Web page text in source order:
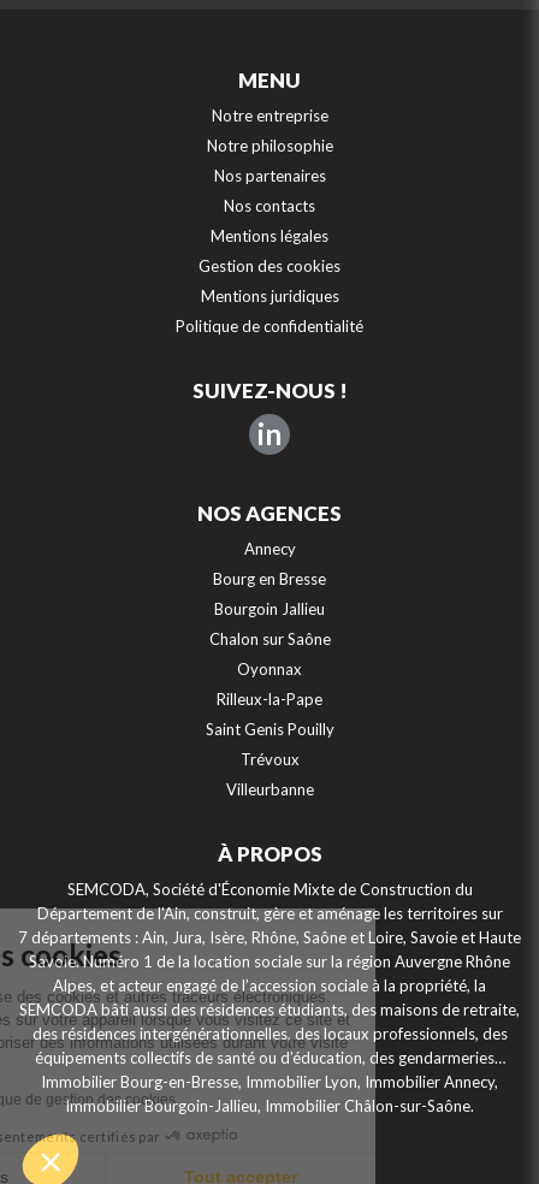
MENU
Notre entreprise
Notre philosophie
Nos partenaires
Nos contacts
Mentions légales
Gestion des cookies
Mentions juridiques
Politique de confidentialité
SUIVEZ-NOUS !
in
NOS AGENCES
Annecy
Bourg en Bresse
Bourgoin Jallieu
Chalon sur Saône
Oyonnax
Rilleux-la-Pape
Saint Genis Pouilly
Trévoux
Villeurbanne
À PROPOS
SEMCODA, Société d'Économie Mixte de Construction du
Département de l'Ain, construit, gère et aménage les territoires sur
7 départements : Ain, Jura, Isère, Rhône, Saône et Loire, Savoie et Haute
Savoie. Numéro 1 de la location sociale sur la région Auvergne Rhône
Alpes, et acteur engagé de l’accession sociale à la propriété, la
SEMCODA bâti aussi des résidences étudiants, des maisons de retraite,
des résidences intergénérationnelles, des locaux professionnels, des
équipements collectifs de santé ou d’éducation, des gendarmeries…
Immobilier Bourg-en-Bresse, Immobilier Lyon, Immobilier Annecy,
Immobilier Bourgoin-Jallieu, Immobilier Châlon-sur-Saône.
Continuer sans accepter
Gestion des cookies
Ce site internet utilise des cookies et autres traceurs électroniques.
Ceux-ci sont installés sur votre appareil lorsque vous visitez ce site et
permettent de mémoriser des informations utilisées durant votre visite
de ce site.
Consulter notre politique de gestion des cookies
Consentements certifiés par